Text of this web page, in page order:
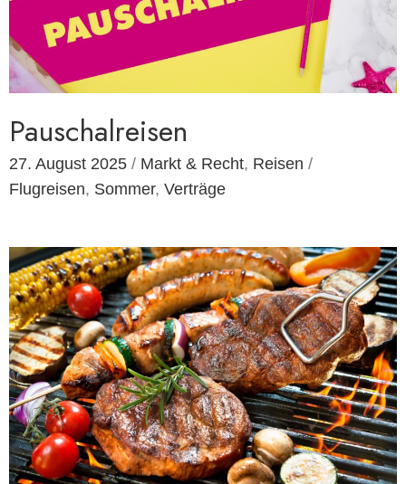
Pauschalreisen
27. August 2025 / Markt & Recht, Reisen /
Flugreisen, Sommer, Verträge